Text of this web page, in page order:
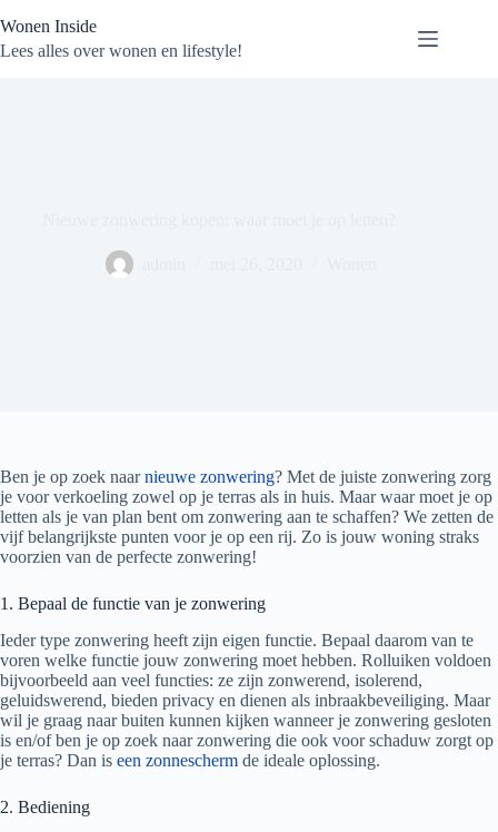
naar
de
Wonen Inside
Lees alles over wonen en lifestyle!
Ben je op zoek naarnieuwe zonwering? Met de juiste zonwering zorg
je voor verkoeling zowel op je terras als in huis. Maar waar moet je op
letten als je van plan bent om zonwering aan te schaffen? We zetten de
vijf belangrijkste punten voor je op een rij. Zo is jouw woning straks
voorzien van de perfecte zonwering!
1. Bepaal de functie van je zonwering
Ieder type zonwering heeft zijn eigen functie. Bepaal daarom van te
voren welke functie jouw zonwering moet hebben. Rolluiken voldoen
bijvoorbeeld aan veel functies: ze zijn zonwerend, isolerend,
geluidswerend, bieden privacy en dienen als inbraakbeveiliging. Maar
wil je graag naar buiten kunnen kijken wanneer je zonwering gesloten
is en/of ben je op zoek naar zonwering die ook voor schaduw zorgt op
je terras? Dan is een zonnescherm de ideale oplossing.
2. Bediening